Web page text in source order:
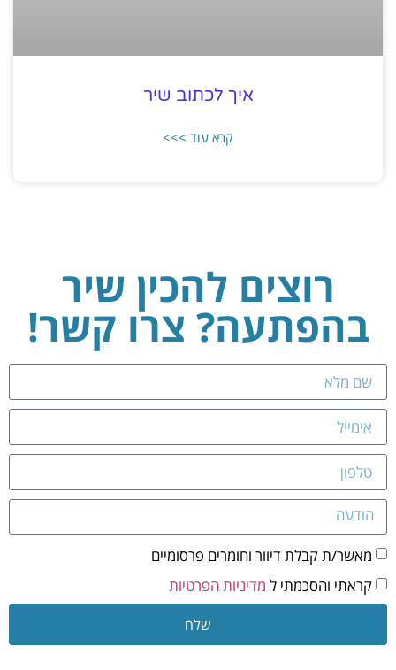
איך לכתוב שיר
קרא עוד >>>
רוצים להכין שיר
בהפתעה? צרו קשר!
מאשר/ת קבלת דיוור וחומרים פרסומיים
קראתי והסכמתי ל מדיניות הפרטיות
שלח